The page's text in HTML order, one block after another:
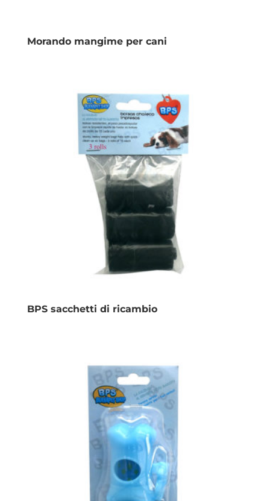
Morando mangime per cani
BPS sacchetti di ricambio